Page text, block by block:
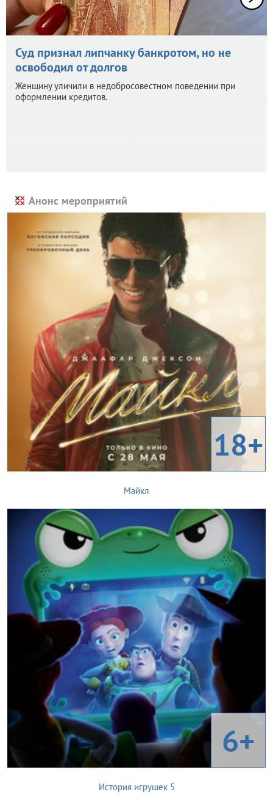
Суд признал липчанку банкротом, но не
освободил от долгов
Женщину уличили в недобросовестном поведении при
оформлении кредитов.
Анонс мероприятий
18+
Майкл
6+
История игрушек 5